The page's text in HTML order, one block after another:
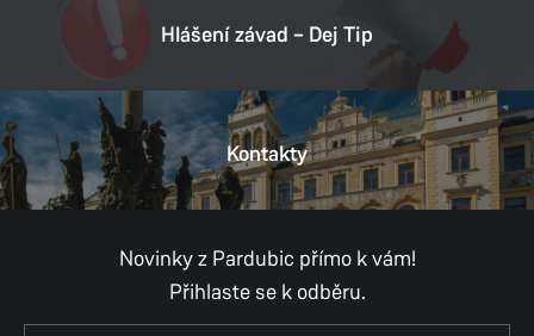
Hlášení závad – Dej Tip
Kontakty
Novinky z Pardubic přímo k vám!
Přihlaste se k odběru.